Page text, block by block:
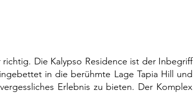
Die Kalypso Residence ist der Inbegriff
in die berühmte Lage Tapia Hill und
Erlebnis zu bieten. Der Komplex